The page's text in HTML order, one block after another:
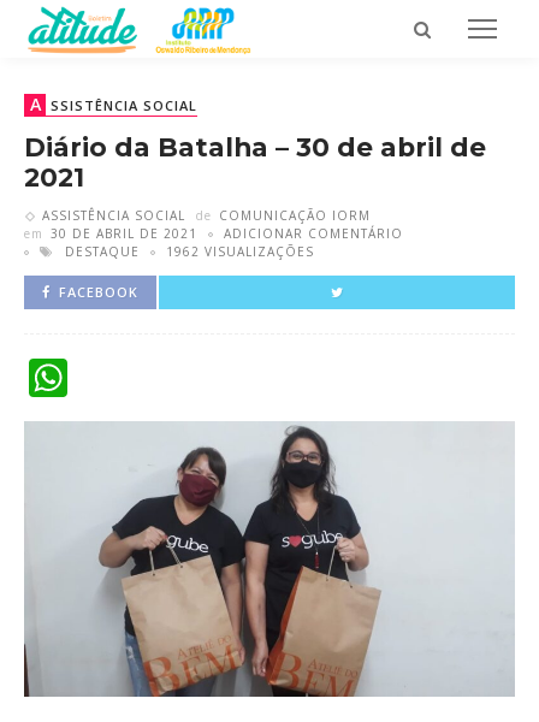
A SSISTÊNCIA SOCIAL
Diário da Batalha – 30 de abril de
2021
ASSISTÊNCIA SOCIAL de COMUNICAÇÃO IORM
em 30 DE ABRIL DE 2021
ADICIONAR COMENTÁRIO
DESTAQUE
1962 VISUALIZAÇÕES
FACEBOOK